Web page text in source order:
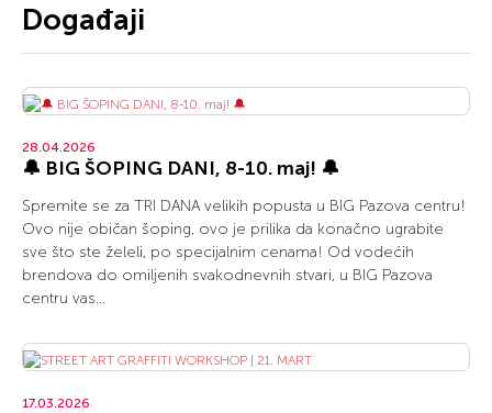
Događaji
28.04.2026
🔔 BIG ŠOPING DANI, 8-10. maj! 🔔
Spremite se za TRI DANA velikih popusta u BIG Pazova centru!
Ovo nije običan šoping, ovo je prilika da konačno ugrabite
sve što ste želeli, po specijalnim cenama! Od vodećih
brendova do omiljenih svakodnevnih stvari, u BIG Pazova
centru vas...
17.03.2026